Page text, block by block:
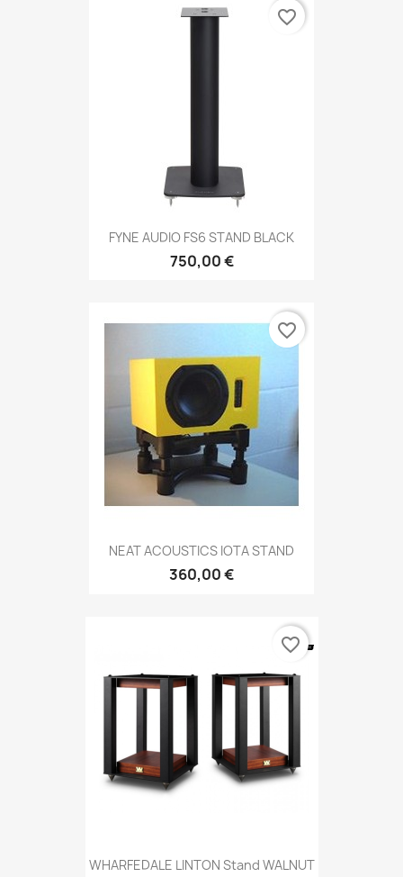
FYNE AUDIO FS6 STAND BLACK
750,00 €
favorite_border
NEAT ACOUSTICS IOTA STAND
360,00 €
favorite_border
WHARFEDALE LINTON Stand WALNUT
favorite_border